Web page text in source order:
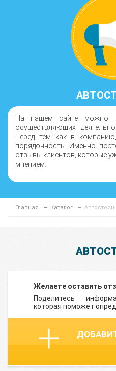
На нашем сайте можно
осуществляющих
Перед тем как в
порядочность. Именно
отзывы клиентов, которые
мнением.
Главная Каталог
Желаете оставить
Поделитесь
которая поможет